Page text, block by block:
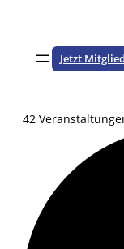
Jetzt
42